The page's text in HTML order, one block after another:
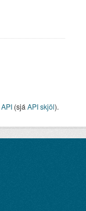
API (sjá API skjöl).